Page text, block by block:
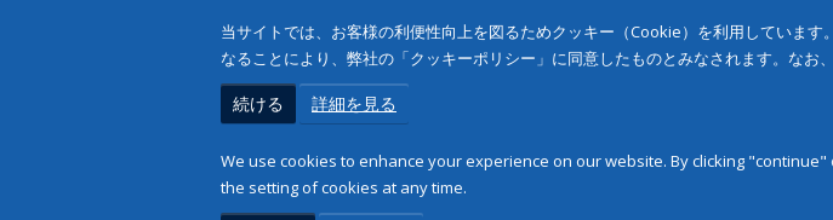
当サイトでは、お客様の利便性向上を図るためクッキー（Cookie）を利用していま
なることにより、弊社の「クッキーポリシー」に同意したものとみなされます。なお
続ける 詳細を見る
We use cookies to enhance your experience on our website. By clicking
the setting of cookies at any time.